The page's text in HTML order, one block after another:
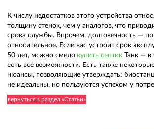
К числу недостатков этого устройства
толщину стенок, чем у аналогов, что
срока службы. Впрочем, долговечность —
относительное. Если вас устроит срок
50 лет, можно смело купить септик Танк — в
есть все возможности. Есть также
нюансы, позволяющие утверждать:
не идеальны, но пользуются успехом у
вернуться в раздел «Статьи»